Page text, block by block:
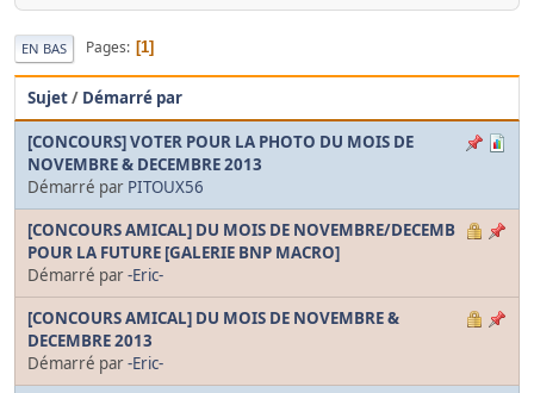
EN BAS Pages 1
Sujet/ Démarré par
[CONCOURS] VOTER POUR LA PHOTO DU MOIS DE
NOVEMBRE & DECEMBRE 2013
Démarré par PITOUX56
[CONCOURS AMICAL] DU MOIS DE NOVEMBRE/DECEMB
POUR LA FUTURE [GALERIE BNP MACRO]
Démarré par-Eric-
[CONCOURS AMICAL] DU MOIS DE NOVEMBRE &
DECEMBRE 2013
Démarré par-Eric-